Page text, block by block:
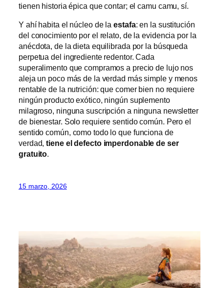
tienen historia épica que contar; el camu camu, sí.
Y ahí habita el núcleo de laestafa: en la sustitución
del conocimiento por el relato, de la evidencia por la
anécdota, de la dieta equilibrada por la búsqueda
perpetua del ingrediente redentor. Cada
superalimento que compramos a precio de lujo nos
aleja un poco más de la verdad más simple y menos
rentable de la nutrición: que comer bien no requiere
ningún producto exótico, ningún suplemento
milagroso, ninguna suscripción a ninguna newsletter
de bienestar. Solo requiere sentido común. Pero el
sentido común, como todo lo que funciona de
verdad,tiene el defecto imperdonable de ser
gratuito.
15 marzo, 2026